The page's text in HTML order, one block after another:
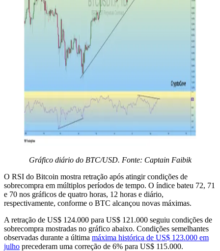
Gráfico diário do BTC/USD. Fonte: Captain Faibik
O RSI do Bitcoin mostra retração após atingir condições de
sobrecompra em múltiplos períodos de tempo. O índice bateu 72, 71
e 70 nos gráficos de quatro horas, 12 horas e diário,
respectivamente, conforme o BTC alcançou novas máximas.
A retração de US$ 124.000 para US$ 121.000 seguiu condições de
sobrecompra mostradas no gráfico abaixo. Condições semelhantes
observadas durante a última máxima histórica de US$ 123.000 em
julho precederam uma correção de 6% para US$ 115.000.